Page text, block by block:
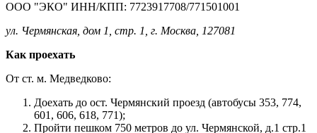
ООО "ЭКО" ИНН/КПП: 7723917708/771501001
ул. Чермянская, дом 1, стр. 1, г. Москва, 127081
Как проехать
От ст. м. Медведково:
Доехать до ост. Чермянский проезд (автобусы 353, 774,
601, 606, 618, 771);
Пройти пешком 750 метров до ул. Чермянской, д.1 стр.1